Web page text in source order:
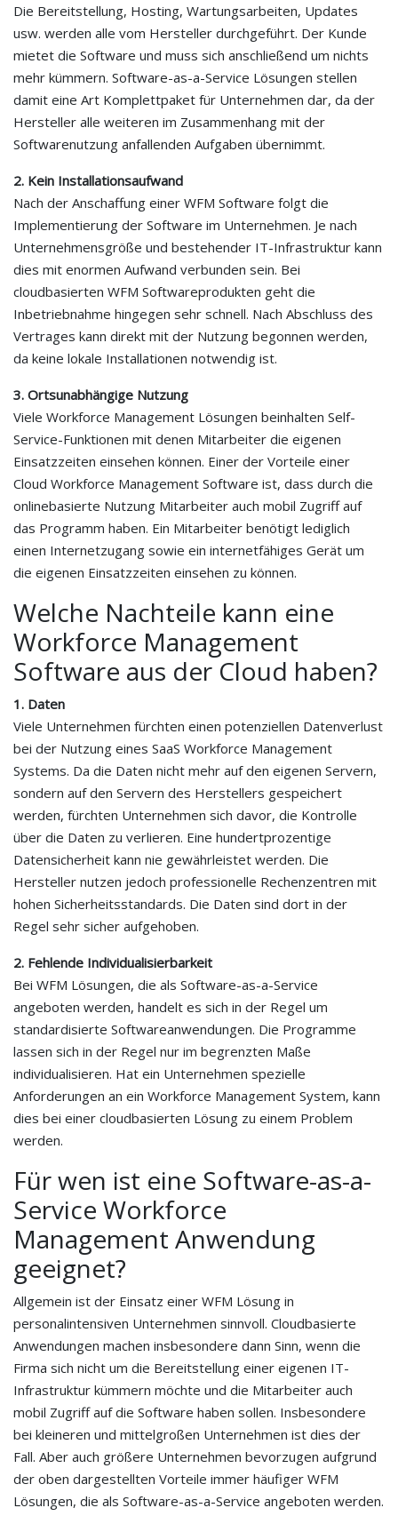
Die Bereitstellung, Hosting, Wartungsarbeiten, Updates
usw. werden alle vom Hersteller durchgeführt. Der Kunde
mietet die Software und muss sich anschließend um nichts
mehr kümmern. Software-as-a-Service Lösungen stellen
damit eine Art Komplettpaket für Unternehmen dar, da der
Hersteller alle weiteren im Zusammenhang mit der
Softwarenutzung anfallenden Aufgaben übernimmt.
2. Kein Installationsaufwand
Nach der Anschaffung einer WFM Software folgt die
Implementierung der Software im Unternehmen. Je nach
Unternehmensgröße und bestehender IT-Infrastruktur kann
dies mit enormen Aufwand verbunden sein. Bei
cloudbasierten WFM Softwareprodukten geht die
Inbetriebnahme hingegen sehr schnell. Nach Abschluss des
Vertrages kann direkt mit der Nutzung begonnen werden,
da keine lokale Installationen notwendig ist.
3. Ortsunabhängige Nutzung
Viele Workforce Management Lösungen beinhalten Self-
Service-Funktionen mit denen Mitarbeiter die eigenen
Einsatzzeiten einsehen können. Einer der Vorteile einer
Cloud Workforce Management Software ist, dass durch die
onlinebasierte Nutzung Mitarbeiter auch mobil Zugriff auf
das Programm haben. Ein Mitarbeiter benötigt lediglich
einen Internetzugang sowie ein internetfähiges Gerät um
die eigenen Einsatzzeiten einsehen zu können.
Welche Nachteile kann eine
Workforce Management
Software aus der Cloud haben?
1. Daten
Viele Unternehmen fürchten einen potenziellen Datenverlust
bei der Nutzung eines SaaS Workforce Management
Systems. Da die Daten nicht mehr auf den eigenen Servern,
sondern auf den Servern des Herstellers gespeichert
werden, fürchten Unternehmen sich davor, die Kontrolle
über die Daten zu verlieren. Eine hundertprozentige
Datensicherheit kann nie gewährleistet werden. Die
Hersteller nutzen jedoch professionelle Rechenzentren mit
hohen Sicherheitsstandards. Die Daten sind dort in der
Regel sehr sicher aufgehoben.
2. Fehlende Individualisierbarkeit
Bei WFM Lösungen, die als Software-as-a-Service
angeboten werden, handelt es sich in der Regel um
standardisierte Softwareanwendungen. Die Programme
lassen sich in der Regel nur im begrenzten Maße
individualisieren. Hat ein Unternehmen spezielle
Anforderungen an ein Workforce Management System, kann
dies bei einer cloudbasierten Lösung zu einem Problem
werden.
Für wen ist eine Software-as-a-
Service Workforce
Management Anwendung
geeignet?
Allgemein ist der Einsatz einer WFM Lösung in
personalintensiven Unternehmen sinnvoll. Cloudbasierte
Anwendungen machen insbesondere dann Sinn, wenn die
Firma sich nicht um die Bereitstellung einer eigenen IT-
Infrastruktur kümmern möchte und die Mitarbeiter auch
mobil Zugriff auf die Software haben sollen. Insbesondere
bei kleineren und mittelgroßen Unternehmen ist dies der
Fall. Aber auch größere Unternehmen bevorzugen aufgrund
der oben dargestellten Vorteile immer häufiger WFM
Lösungen, die als Software-as-a-Service angeboten werden.